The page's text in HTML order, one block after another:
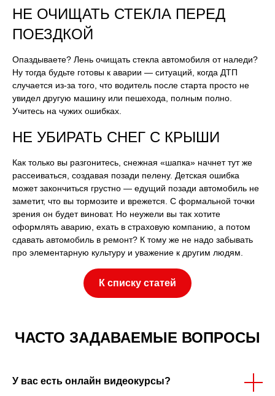
НЕ ОЧИЩАТЬ СТЕКЛА ПЕРЕД
ПОЕЗДКОЙ
Опаздываете? Лень очищать стекла автомобиля от наледи?
Ну тогда будьте готовы к аварии — ситуаций, когда ДТП
случается из-за того, что водитель после старта просто не
увидел другую машину или пешехода, полным полно.
Учитесь на чужих ошибках.
НЕ УБИРАТЬ СНЕГ С КРЫШИ
Как только вы разгонитесь, снежная «шапка» начнет тут же
рассеиваться, создавая позади пелену. Детская ошибка
может закончиться грустно — едущий позади автомобиль не
заметит, что вы тормозите и врежется. С формальной точки
зрения он будет виноват. Но неужели вы так хотите
оформлять аварию, ехать в страховую компанию, а потом
сдавать автомобиль в ремонт? К тому же не надо забывать
про элементарную культуру и уважение к другим людям.
К списку статей
ЧАСТО ЗАДАВАЕМЫЕ ВОПРОСЫ
У вас есть онлайн видеокурсы?